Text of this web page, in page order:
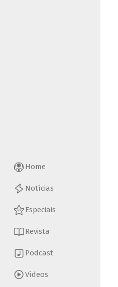
Home
Notícias
Especiais
Revista
Podcast
Vídeos